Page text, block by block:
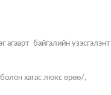
агаарт байгалийн үзэсгэлэнт
хагас люкс өрөө/,